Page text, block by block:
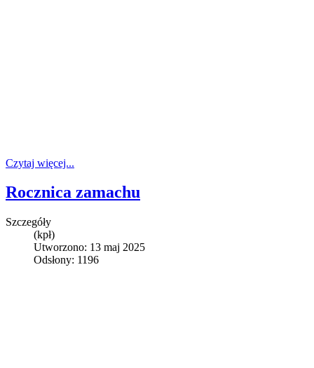
Czytaj więcej...
Rocznica zamachu
Szczegóły
(kpł)
Utworzono: 13 maj 2025
Odsłony: 1196